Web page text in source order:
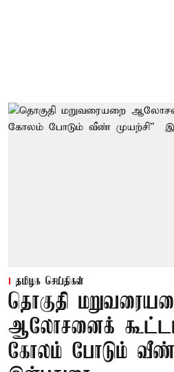
தமிழக செய்திகள்
தொகுதி
ஆலோசனைக்
கோலம் போடும் வீண்